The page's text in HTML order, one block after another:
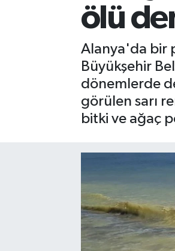
ölü
Alanya'da bir
Büyükşehir
dönemlerde
görülen sarı
bitki ve ağaç
Gizlilik İlkeleri - Privacy Policy